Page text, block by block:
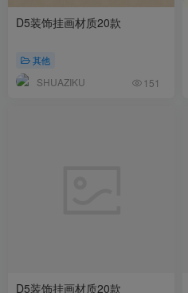
D5装饰挂画材质20款
其他
SHUAZIKU 151
D5装饰挂画材质20款